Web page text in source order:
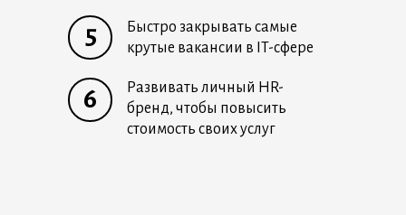
5
6
Быстро закрывать самые
крутые вакансии в IT-сфере
Развивать личный HR-
бренд, чтобы повысить
стоимость своих услуг